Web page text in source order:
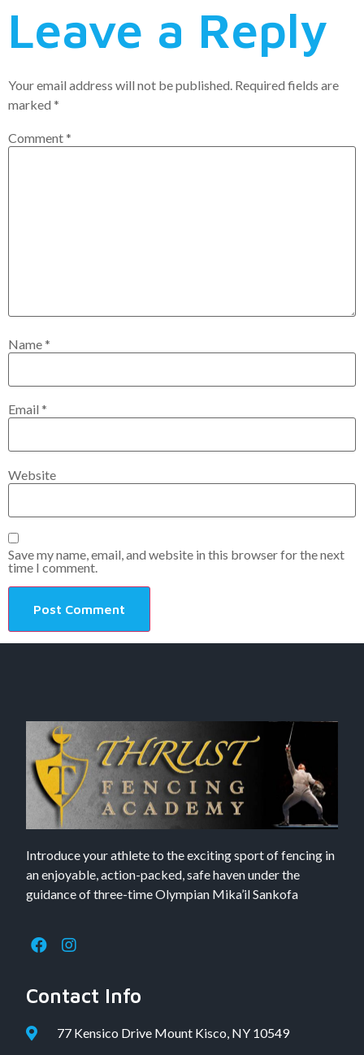
Leave a Reply
Your email address will not be published. Required fields are
marked *
Comment*
Name*
Email *
Website
Save my name, email, and website in this browser for the next
time I comment.
Introduce your athlete to the exciting sport of fencing in
an enjoyable, action-packed, safe haven under the
guidance of three-time Olympian Mika’il Sankofa
Contact Info
77 Kensico Drive Mount Kisco, NY 10549